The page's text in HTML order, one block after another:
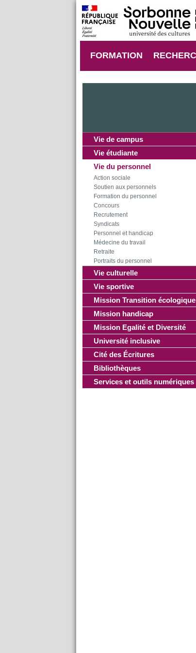
FORMATION
Vie de campus
Vie étudiante
Vie du personnel
Action sociale
Soutien aux personnels
Formation du personnel
Concours
Recrutement
Syndicats
Personnel et handicap
Médecine du travail
Retraite
Portraits du personnel
Vie culturelle
Vie sportive
Mission Transition écologique
Mission handicap
Mission Egalité et Diversité
Université inclusive
Cité des Écritures
Bibliothèques
Services et outils numériques